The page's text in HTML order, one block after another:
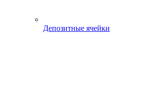
Депозитные ячейки